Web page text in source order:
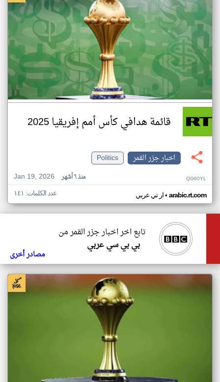
قائمة هدافي كأس أمم إفريقيا 2025
اخبار جزر القمر
Politics
Jan 19, 2026
منذ ٦ أشهر QG60YL
ار تي عربي• arabic.rt.com عدد الكلمات: ١٤١
تابع اخر اخبار جزر القمر من
بي بي سي عربي
مصادر أخرى